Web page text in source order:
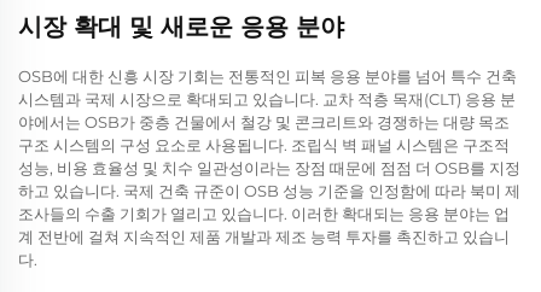
시장 확대 및 새로운 응용 분야
OSB에 대한 신흥 시장 기회는 전통적인 피복 응용 분야를 넘어 특수 건축
시스템과 국제 시장으로 확대되고 있습니다. 교차 적층 목재(CLT) 응용 분
야에서는 OSB가 중층 건물에서 철강 및 콘크리트와 경쟁하는 대량 목조
구조 시스템의 구성 요소로 사용됩니다. 조립식 벽 패널 시스템은 구조적
성능, 비용 효율성 및 치수 일관성이라는 장점 때문에 점점 더 OSB를 지정
하고 있습니다. 국제 건축 규준이 OSB 성능 기준을 인정함에 따라 북미 제
조사들의 수출 기회가 열리고 있습니다. 이러한 확대되는 응용 분야는 업
계 전반에 걸쳐 지속적인 제품 개발과 제조 능력 투자를 촉진하고 있습니
다.